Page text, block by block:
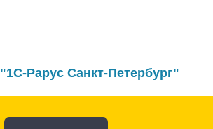
"1С-Рарус Санкт-Петербург"